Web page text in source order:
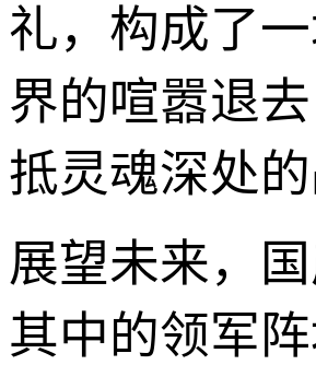
礼，构成了
界的喧嚣退
抵灵魂深处
展望未来，
其中的领军